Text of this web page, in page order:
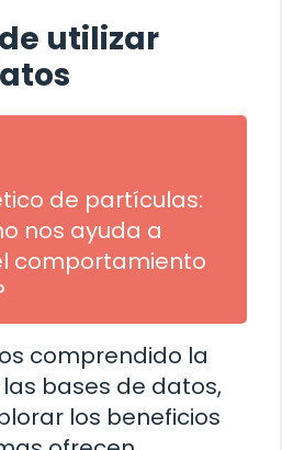
utilizar
de partículas:
nos ayuda a
comportamiento
comprendido la
bases de datos,
los beneficios